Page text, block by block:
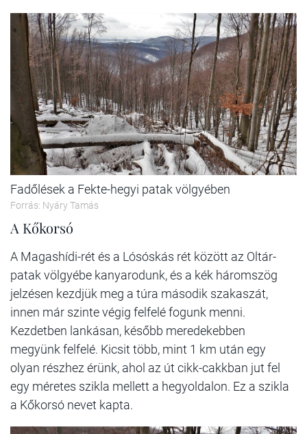
Fadőlések a Fekte-hegyi patak völgyében
Forrás: Nyáry Tamás
A Kőkorsó
A Magashídi-rét és a Lósóskás rét között az Oltár-
patak völgyébe kanyarodunk, és a kék háromszög
jelzésen kezdjük meg a túra második szakaszát,
innen már szinte végig felfelé fogunk menni.
Kezdetben lankásan, később meredekebben
megyünk felfelé. Kicsit több, mint 1 km után egy
olyan részhez érünk, ahol az út cikk-cakkban jut fel
egy méretes szikla mellett a hegyoldalon. Ez a szikla
a Kőkorsó nevet kapta.